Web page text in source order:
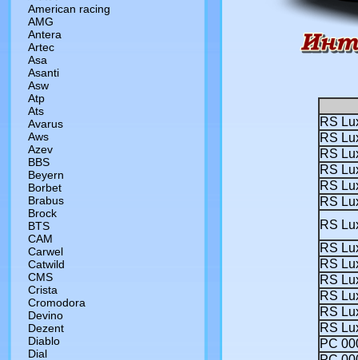
American racing
AMG
Antera
Artec
Asa
Asanti
Asw
Atp
Ats
Avarus
Aws
Azev
BBS
Beyern
Borbet
Brabus
Brock
BTS
CAM
Сarwel
Catwild
CMS
Crista
Cromodora
Devino
Dezent
Diablo
Dial
RS
RS
RS
RS
RS
RS
RS
RS
RS
RS
RS
RS
RS
РС